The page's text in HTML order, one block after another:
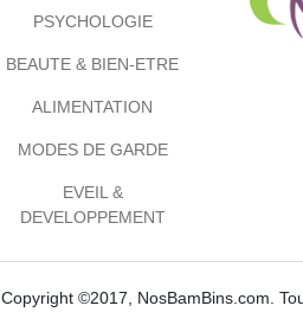
PSYCHOLOGIE
BEAUTE & BIEN-ETRE
ALIMENTATION
MODES DE GARDE
EVEIL &
DEVELOPPEMENT
Copyright ©2017, NosBamBins.com.